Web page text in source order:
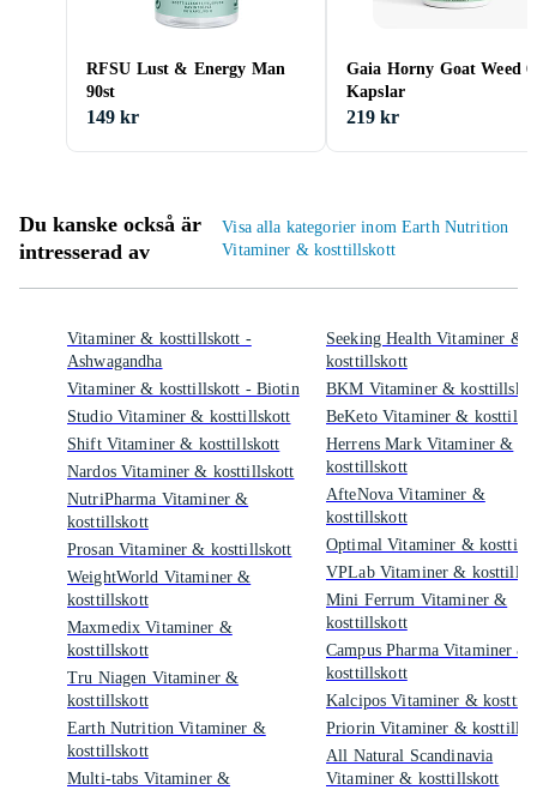
RFSU Lust & Energy Man
90st
149 kr
Gaia Horny Goat Weed
Kapslar
219 kr
Du kanske också är
intresserad av
Visa alla kategorier inom Earth Nutrition
Vitaminer & kosttillskott
Vitaminer & kosttillskott -
Ashwagandha
Vitaminer & kosttillskott - Biotin
Studio Vitaminer & kosttillskott
Shift Vitaminer & kosttillskott
Nardos Vitaminer & kosttillskott
NutriPharma Vitaminer &
kosttillskott
Prosan Vitaminer & kosttillskott
WeightWorld Vitaminer &
kosttillskott
Maxmedix Vitaminer &
kosttillskott
Tru Niagen Vitaminer &
kosttillskott
Earth Nutrition Vitaminer &
kosttillskott
Multi-tabs Vitaminer &
Seeking Health Vitaminer &
kosttillskott
BKM Vitaminer &
BeKeto Vitaminer &
Herrens Mark Vitaminer &
kosttillskott
AfteNova Vitaminer &
kosttillskott
Optimal Vitaminer &
VPLab Vitaminer &
Mini Ferrum Vitaminer &
kosttillskott
Campus Pharma Vitaminer &
kosttillskott
Kalcipos Vitaminer &
Priorin Vitaminer &
All Natural Scandinavia
Vitaminer & kosttillskott